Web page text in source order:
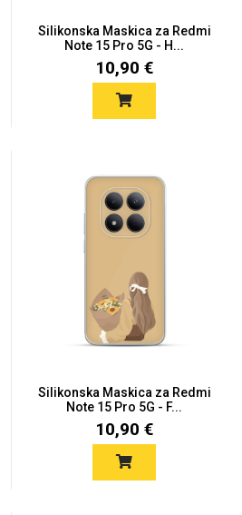
Silikonska Maskica za Redmi
Note 15 Pro 5G - H...
10,90 €
Silikonska Maskica za Redmi
Note 15 Pro 5G - F...
10,90 €